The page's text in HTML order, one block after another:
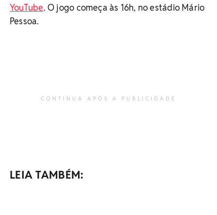
YouTube. O jogo começa às 16h, no estádio Mário
Pessoa.
CONTINUA APÓS A PUBLICIDADE
LEIA TAMBÉM: